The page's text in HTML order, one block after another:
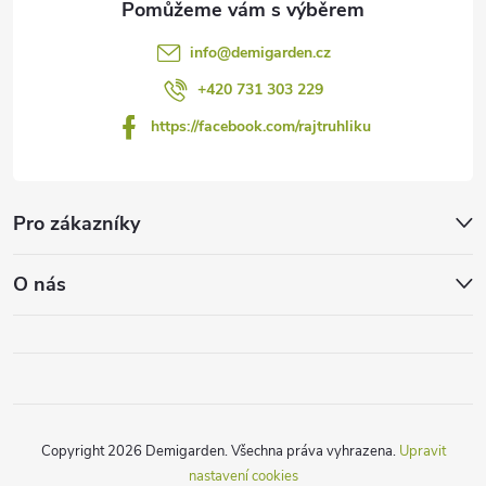
info@demigarden.cz
+420 731 303 229
https://facebook.com/rajtruhliku
Pro zákazníky
O nás
Copyright 2026 Demigarden. Všechna práva vyhrazena. Upravit
nastavení cookies